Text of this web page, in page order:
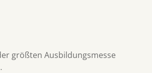
größten Ausbildungsmesse